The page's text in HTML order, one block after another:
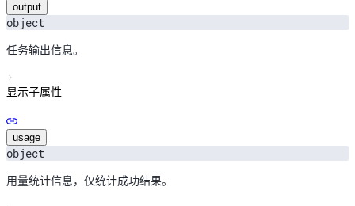
output
object
任务输出信息。
显示子属性
usage
object
用量统计信息，仅统计成功结果。